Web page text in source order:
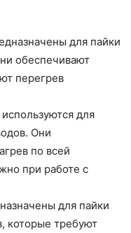
для пайки
обеспечивают
перегрев
для
Они
по всей
при работе с
для пайки
которые требуют